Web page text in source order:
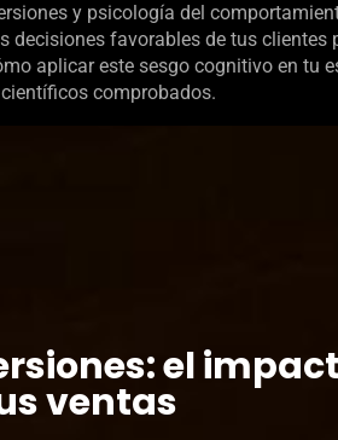
y psicología del
decisiones favorables de tus
aplicar este sesgo cognitivo en tu
comprobados.
el
ventas